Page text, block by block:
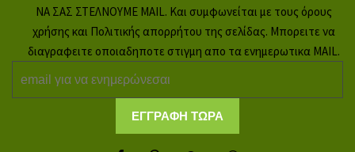
ΝΑ ΣΑΣ ΣΤΕΛΝΟΥΜΕ MAIL. Και συμφωνείται με τους όρους
χρήσης και Πολιτικής απορρήτου της σελίδας. Μπορειτε να
διαγραφειτε οποιαδηποτε στιγμη απο τα ενημερωτικα MAIL.